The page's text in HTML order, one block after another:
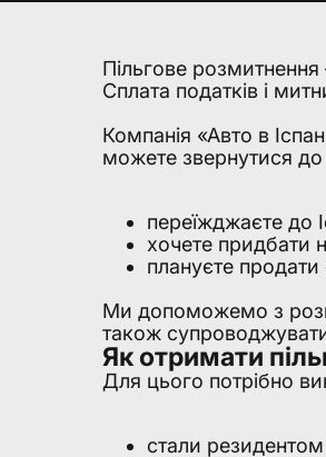
Пільгове
Сплата податків і
Компанія «Авто в
можете звернутися
переїжджаєте до
хочете придбати
плануєте продати
Ми допоможемо з
також
Як отримати
Для цього потрібно
стали резидентом